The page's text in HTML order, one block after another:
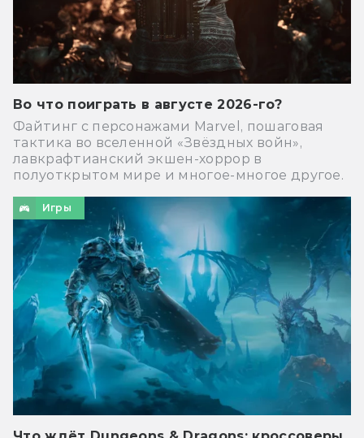
Во что поиграть в августе 2026-го?
Файтинг с персонажами Marvel, пошаговая
тактика во вселенной «Звёздных войн»,
лавкрафтианский экшен-хоррор в
полуоткрытом мире и многое-многое другое.
Игры